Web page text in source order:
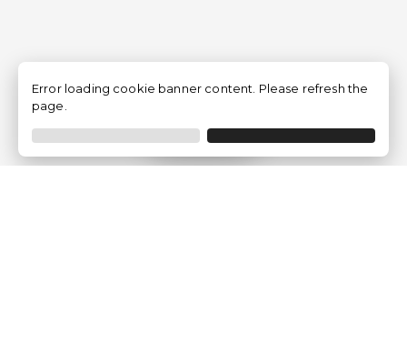
Filtrar
Error loading cookie banner content. Please refresh the
page.